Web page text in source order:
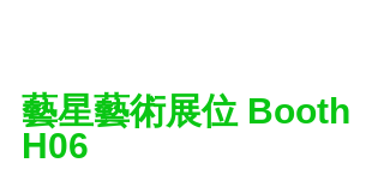
藝星藝術展位 Booth
H06